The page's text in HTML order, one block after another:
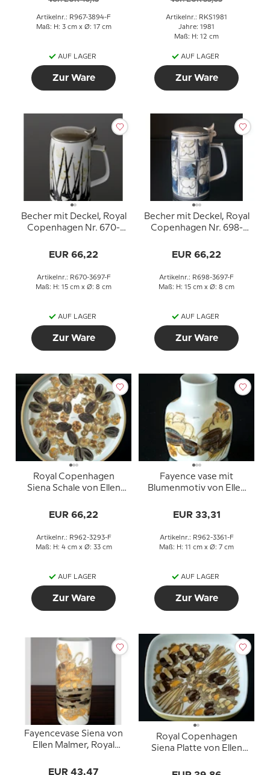
Artikelnr.: R967-3894-F
Maß: H: 3 cm x Ø: 17 cm
AUF LAGER
Zur Ware
Artikelnr.: RKS1981
Jahre: 1981
Maß: H: 12 cm
AUF LAGER
Zur Ware
Becher mit Deckel, Royal
Copenhagen Nr. 670-
EUR 66,22
Artikelnr.: R670-3697-F
Maß: H: 15 cm x Ø: 8 cm
AUF LAGER
Zur Ware
Becher mit Deckel, Royal
Copenhagen Nr. 698-
EUR 66,22
Artikelnr.: R698-3697-F
Maß: H: 15 cm x Ø: 8 cm
AUF LAGER
Zur Ware
Royal Copenhagen
Siena Schale von Ellen
EUR 66,22
Artikelnr.: R962-3293-F
Maß: H: 4 cm x Ø: 33 cm
AUF LAGER
Zur Ware
Fayence vase mit
Blumenmotiv von Ellen
Copenhagen Nr. 962-
EUR 33,31
Artikelnr.: R962-3361-F
Maß: H: 11 cm x Ø: 7 cm
AUF LAGER
Zur Ware
Fayencevase Siena von
Ellen Malmer, Royal
3763
EUR 43,47
Royal Copenhagen
Siena Platte von Ellen